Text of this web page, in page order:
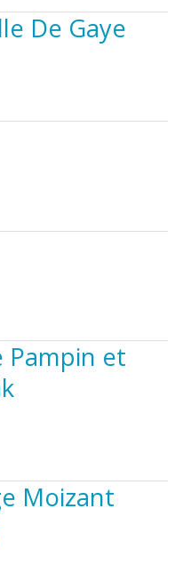
De Gaye
Pampin et
Moizant